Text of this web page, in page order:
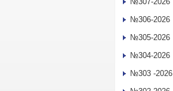
№306-2026
№305-2026
№304-2026
№303 -2026